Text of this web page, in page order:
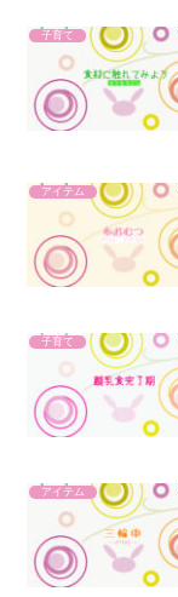
子育て
アイテム
子育て
アイテム